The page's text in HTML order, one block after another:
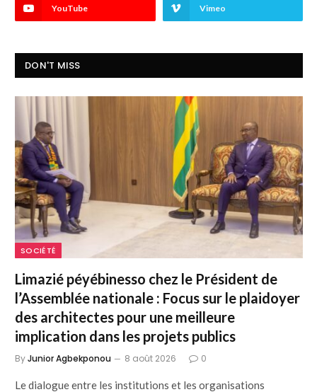
YouTube Vimeo
DON'T MISS
SOCIÉTÉ
Limazié péyébinesso chez le Président de
l’Assemblée nationale : Focus sur le plaidoyer
des architectes pour une meilleure
implication dans les projets publics
ByJunior Agbekponou 8 août 2026 0
Le dialogue entre les institutions et les organisations